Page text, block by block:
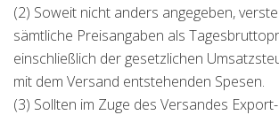
(2) Soweit nicht anders angegeben,
sämtliche Preisangaben als
einschließlich der gesetzlichen
mit dem Versand entstehenden Spesen.
(3) Sollten im Zuge des Versandes